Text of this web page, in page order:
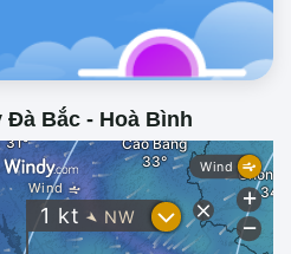
Bắc - Hoà Bình